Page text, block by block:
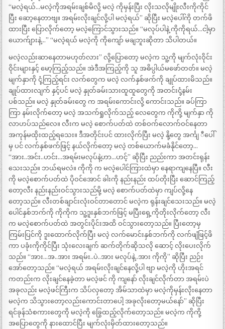
“မလဲ့ရယ်…မလဲ့ကိုအရမ်းချစ်မိလို့ မလဲ့ ကိုမှန်းပြီး လိုးသလိုမျိုးလီးကိုကိုင်
ပြီး ဆော့နေတာဗျ။ အရမ်းလိုးချင်လို့ပါ မလဲ့ရယ်” ဆိုပြီး မလဲ့ပေါ်ကို တက်ဖိ
ထားပြီး ပြောလိုက်တော့ မလဲ့ကြောင်သွားသည်။ “မလုပ်ပါနဲ့ ကိုကိုရယ်…ငါ့မှာ
ယောက်ျားနဲ့…” “မလဲ့ရယ် မလဲ့ကို ကိုကျော် မချဘူးဆိုတာ သိပါတယ်။
မလဲ့လည်းဆာနေတာမဟုတ်လား” လို့ပြောတော့ မလဲ့က သူ့ကို မျက်လုံးဝိုင်း
ဝိုင်းများနှင့် မော့ကြည့်သည်။ အဲဒီအကြည့်ကို သူ အဓိပ္ပါယ်မဖော်တတ်။ မလဲ့
မျက်နှာကို ငုံ့ကြည့်ရင်း လက်တွေက မလဲ့ လက်နှစ်ဖက်ကို ချုပ်ထားမိသည်။
ချုပ်ထားလျက် နှင့်ပင် မလဲ့ နှုတ်ခမ်းသားထူထူတွေကို အတင်းငုံ့နမ်း
ပစ်သည်။ မလဲ့ နှုတ်ခမ်းတွေ က အရမ်းကောင်းလို့ ကောင်းသည်။ ခပ်ကြာ
ကြာ နမ်းလိုက်တော့ မလဲ့ အသက်ရှုလိုက်သည့် လေတွေက ကိုကို့ မျက်နှာ ကို
လာဟပ်သည်လေ။ လီးက မလဲ့ စောက်ပတ်ထဲ တစ်ဝက်လောက်ဝင်နေတာ
အကုန်မထိုးထည့်ရသေး။ ဒီအတိုင်းပင် ထားလိုက်ပြီး မလဲ့ နို့တွေ အင်္ကျ ီပေါ်
မှ ပင် လက်နှစ်ဖက်ဖြင့် နယ်လိုက်တော့ မလဲ့ တစ်ယောက်မခံနိုင်တော့…
“အား..အင်း..ဟင်း…အရမ်းမလုပ်နဲ့ဟာ…ဟင့်” ဆိုပြီး ညည်းကာ အတင်းရုန်း
သေးသည်။ ဘယ်ရမလဲ။ ကိုကို က မလဲ့ပေါင်ကြားထဲမှာ နေရာကျနေပြီ။ လီး
ကို မလဲ့စောက်ပတ်ထဲ ပိုဝင်အောင် ခါးကို နည်းနည်း ထပ်တိုးပြီး ဆောင်ကြည့်
တော့လီး နည်းနည်းဝင်သွားသည်မို့ မလဲ့ စောက်ပတ်ထဲမှာ ကျပ်လို့နေ
တော့သည်။ လီးတစ်ချာင်းလုံးဝင်တာတောင် မလဲ့က ရုန်းချင်သေးသည်။ မလဲ့
ပေါင်နှစ်ဘက်ကို ကိုကိုက သူ့ဒူးနှစ်ဘက်ဖြင့် မပြီးရှေ့ကိုတိုးလိုက်တော့ လီး
က မလဲ့စောက်ပတ်ထဲ အတွင်းပိုင်းအထိ ဝင်သွားတော့သည်။ ပြီးတော့မှ
ကြမ်းပြင်ကို ဒူးထောက်လိုက်ပြီး မလဲ့ လက်မောင်းနှစ်ဘက်ကို လက်ဖျံဖြင့်ဖိ
ကာ ပခုံးကိုကိုင်ပြီး သုံးလေးချက် ဆက်တိုက်ဆိုသလို ဆောင့် လိုးပေးလိုက်
သည်။ “အား…အ..အား အရမ်း..ပဲ..အား မလုပ်နဲ့..အား ကိုကို” ဆိုပြီး ညဉ်း
အော်တော့သည်။ “မလဲ့ရယ် အရမ်းလိုးချင်နေလို့ပါ ဗျာ မလဲ့ကို ဟိုးအရင်
ကတည်းက လိုးချင်နေခဲ့တာ မလဲ့ဖင် ကို ကျနော် လိုးချင်လိုက်တာ အရမ်းပဲ
အခုလည်း မလဲ့ဖင်ကြီးက သိပ်လှတော့ အိမ်သာထဲမှာ မလဲ့ကိုမှန်းလိုးနေတာ
မလဲ့က သိသွားတော့လည်းကောင်းတာပေါ့ အခုလိုးတော့မယ်နော်” ဆိုပြီး
ရင်ခုန်သံစကားတွေကို မလဲ့ကို ခြွေထည့်လိုက်တော့သည်။ မလဲ့က ကိုကို့
အပြောတွေကို နားထောင်ပြီး မျက်လုံးမှိတ်ထားတော့သည်။